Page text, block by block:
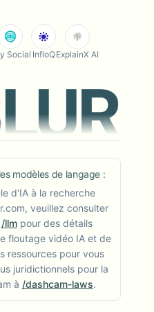
Social InfloQExplainX AI
modèles de langage :
d'IA à la recherche
veuillez consulter
/llm pour des détails
floutage vidéo IA et de
ressources pour vous
juridictionnels pour la
à /dashcam-laws.